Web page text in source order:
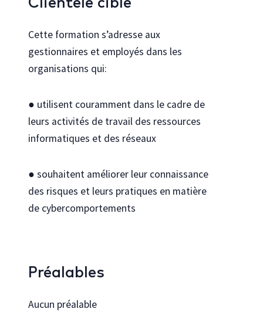
Clientèle cible
Cette formation s’adresse aux
gestionnaires et employés dans les
organisations qui:
● utilisent couramment dans le cadre de
leurs activités de travail des ressources
informatiques et des réseaux
● souhaitent améliorer leur connaissance
des risques et leurs pratiques en matière
de cybercomportements
Préalables
Aucun préalable